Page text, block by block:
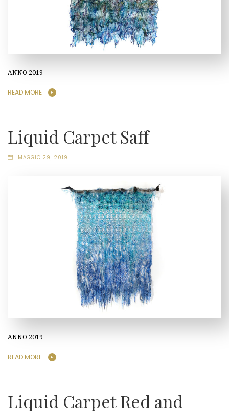
ANNO 2019
READ MORE
Liquid Carpet Saff
MAGGIO 29, 2019
ANNO 2019
READ MORE
Liquid Carpet Red and